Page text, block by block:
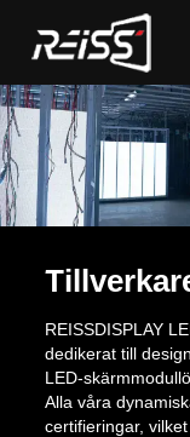
REISSDISPLAY
dedikerat till
LED-
Alla våra
certifieringar,